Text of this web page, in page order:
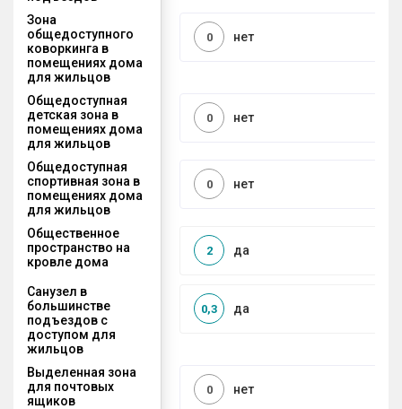
Зона
общедоступного
коворкинга в
помещениях дома
для жильцов
нет
0
Общедоступная
детская зона в
помещениях дома
для жильцов
нет
0
Общедоступная
спортивная зона в
помещениях дома
для жильцов
нет
0
Общественное
пространство на
кровле дома
да
2
Санузел в
большинстве
подъездов с
доступом для
жильцов
да
0,3
Выделенная зона
для почтовых
ящиков
нет
0